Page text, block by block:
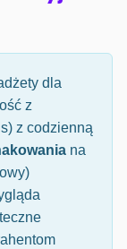
dla
z
z codzienną
na